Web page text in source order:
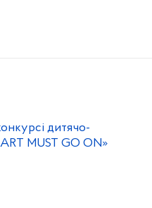
дитячо-
MUST GO ON»